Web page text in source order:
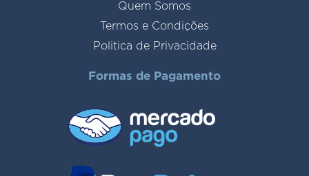
Quem Somos
Termos e Condições
Politica de Privacidade
Formas de Pagamento